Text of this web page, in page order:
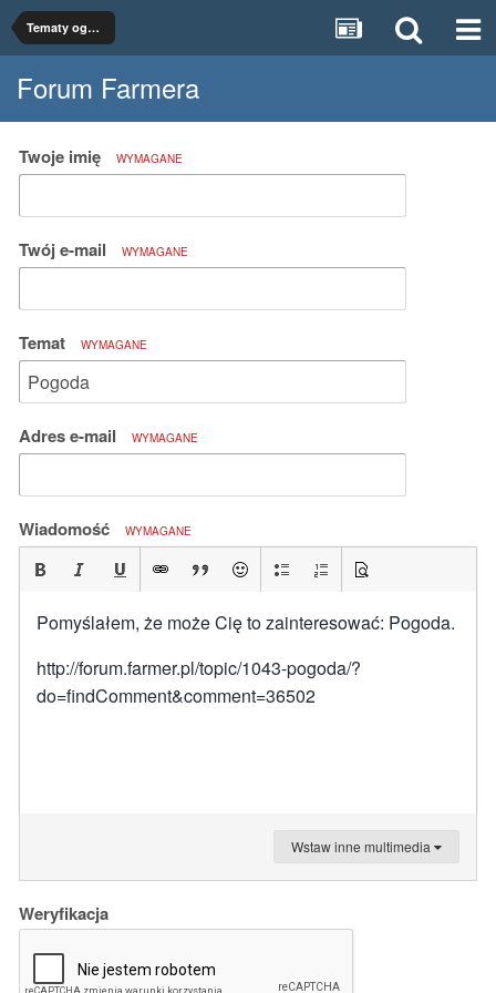
Tematy ogólne
Forum Farmera
Twoje imię WYMAGANE
Twój e-mail WYMAGANE
Temat WYMAGANE
Adres e-mail WYMAGANE
Wiadomość WYMAGANE
Pomyślałem, że może Cię to zainteresować: Pogoda.
http://forum.farmer.pl/topic/1043-pogoda/?
do=findComment&comment=36502
Wstaw inne multimedia
Weryfikacja